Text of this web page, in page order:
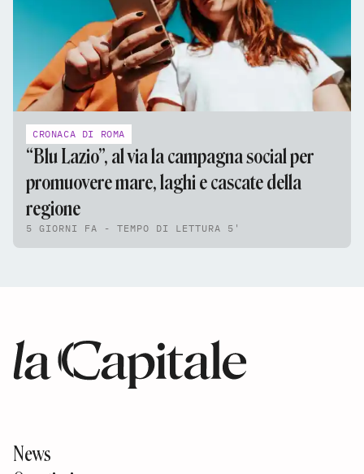
CRONACA DI ROMA
“Blu Lazio”, al via la campagna social per
promuovere mare, laghi e cascate della
regione
5 GIORNI FA - TEMPO DI LETTURA 5'
News